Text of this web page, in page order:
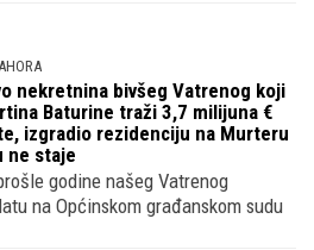
nekretnina bivšeg Vatrenog koji
Baturine traži 3,7 milijuna €
izgradio rezidenciju na Murteru
ne staje
godine našeg Vatrenog
na Općinskom građanskom sudu